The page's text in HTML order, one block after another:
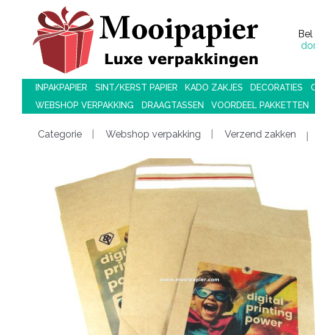
INPAKPAPIER SINT/KERST PAPIER KADO ZAKJES DECORATIES
WEBSHOP VERPAKKING
DRAAGTASSEN VOORDEEL PAKKETTEN
Categorie Webshop verpakking Verzend zakken